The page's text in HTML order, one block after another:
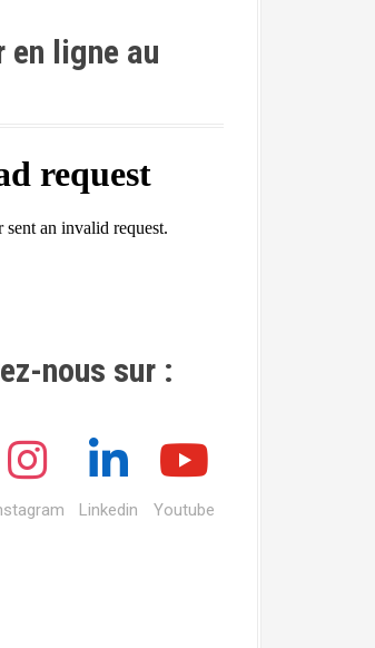
en ligne au
nous sur :
Linkedin Youtube